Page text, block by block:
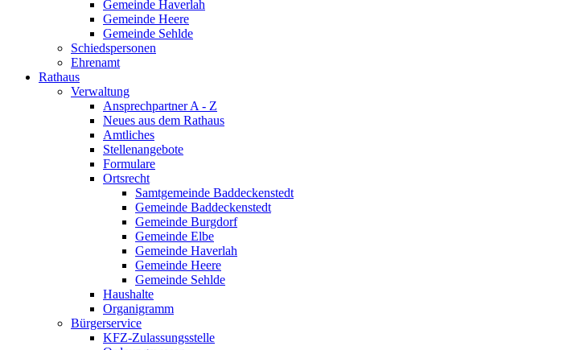
Gemeinde Haverlah
Gemeinde Heere
Gemeinde Sehlde
Schiedspersonen
Ehrenamt
Rathaus
Verwaltung
Ansprechpartner A - Z
Neues aus dem Rathaus
Amtliches
Stellenangebote
Formulare
Ortsrecht
Samtgemeinde Baddeckenstedt
Gemeinde Baddeckenstedt
Gemeinde Burgdorf
Gemeinde Elbe
Gemeinde Haverlah
Gemeinde Heere
Gemeinde Sehlde
Haushalte
Organigramm
Bürgerservice
KFZ-Zulassungsstelle